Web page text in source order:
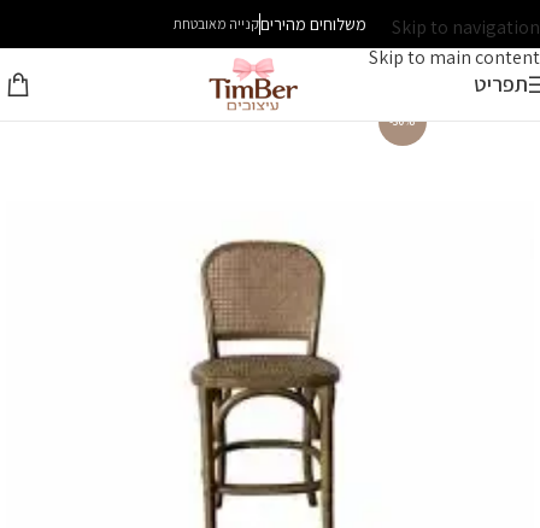
Skip to navigation
Skip to main content
משלוחים מהיריםקנייה מאובטחת
תפריט
-30%